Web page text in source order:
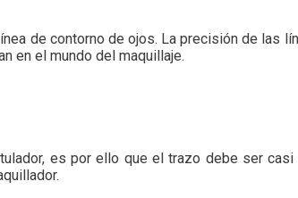
de contorno de ojos. La precisión de las
en el mundo del maquillaje.
es por ello que el trazo debe ser casi